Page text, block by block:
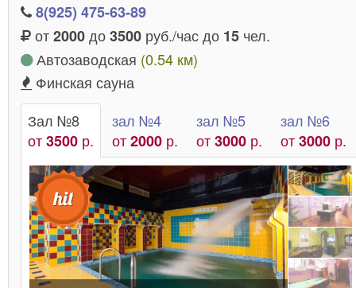
8(925) 475-63-89
от2000до3500 руб./час до 15 чел.
Автозаводская (0.54 км)
Финская сауна
Зал №8
от3500 р.
зал №4
от2000 р.
зал №5
от3000 р.
зал №6
от3000 р.